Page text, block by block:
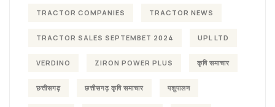
TRACTOR COMPANIES TRACTOR NEWS
TRACTOR SALES SEPTEMBET 2024 UPL LTD
VERDINO ZIRON POWER PLUS कृषि समाचार
छत्तीसगढ़ छत्तीसगढ़ कृषि समाचार पशुपालन